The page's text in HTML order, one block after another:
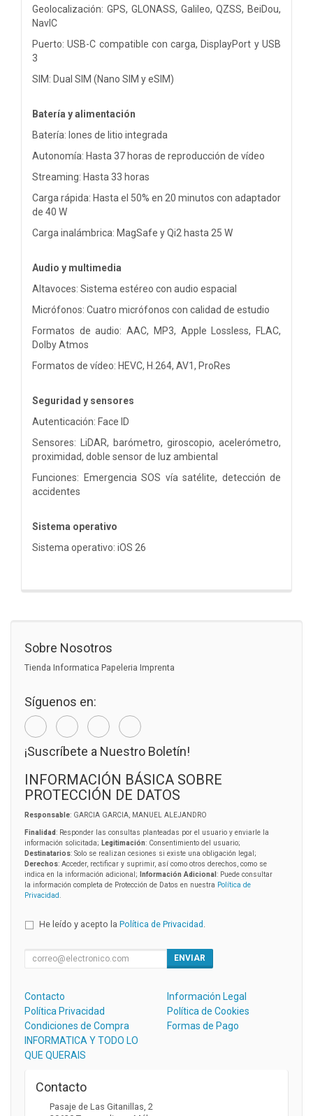
Geolocalización: GPS, GLONASS, Galileo, QZSS, BeiDou,
NavIC
Puerto: USB-C compatible con carga, DisplayPort y USB
3
SIM: Dual SIM (Nano SIM y eSIM)
Batería y alimentación
Batería: Iones de litio integrada
Autonomía: Hasta 37 horas de reproducción de vídeo
Streaming: Hasta 33 horas
Carga rápida: Hasta el 50% en 20 minutos con adaptador
de 40 W
Carga inalámbrica: MagSafe y Qi2 hasta 25 W
Audio y multimedia
Altavoces: Sistema estéreo con audio espacial
Micrófonos: Cuatro micrófonos con calidad de estudio
Formatos de audio: AAC, MP3, Apple Lossless, FLAC,
Dolby Atmos
Formatos de vídeo: HEVC, H.264, AV1, ProRes
Seguridad y sensores
Autenticación: Face ID
Sensores: LiDAR, barómetro, giroscopio, acelerómetro,
proximidad, doble sensor de luz ambiental
Funciones: Emergencia SOS vía satélite, detección de
accidentes
Sistema operativo
Sistema operativo: iOS 26
Sobre Nosotros
Tienda Informatica Papeleria Imprenta
Síguenos en:
¡Suscríbete a Nuestro Boletín!
INFORMACIÓN BÁSICA SOBRE
PROTECCIÓN DE DATOS
Responsable: GARCIA GARCIA, MANUEL ALEJANDRO
Finalidad: Responder las consultas planteadas por el usuario y enviarle la
información solicitada; Legitimación: Consentimiento del usuario;
Destinatarios: Solo se realizan cesiones si existe una obligación legal;
Derechos: Acceder, rectificar y suprimir, así como otros derechos, como se
indica en la información adicional;
Información Adicional : Puede consultar
la información completa de Protección de Datos en nuestra Política de
Privacidad
He leído y acepto la Política de Privacidad
ENVIAR
Contacto
Información Legal
Política Privacidad
Política de Cookies
Condiciones de Compra
Formas de Pago
INFORMATICA Y TODO LO
QUE QUERAIS
Contacto
Pasaje de Las Gitanillas, 2